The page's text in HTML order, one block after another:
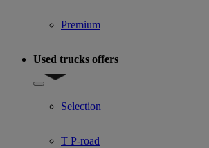
Premium
Used trucks offers
Show submenu for Used trucks offers
Selection
T P-road